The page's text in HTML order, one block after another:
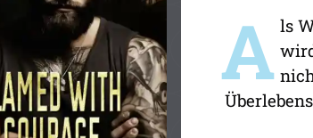
A ls